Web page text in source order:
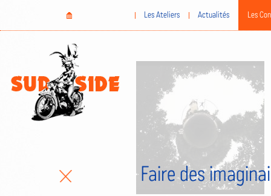
contenu
Home
Les Ateliers Actualités Les
Faire des